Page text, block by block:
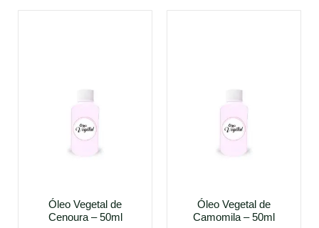
Óleo Vegetal de
Cenoura – 50ml
Óleo Vegetal de
Camomila – 50ml